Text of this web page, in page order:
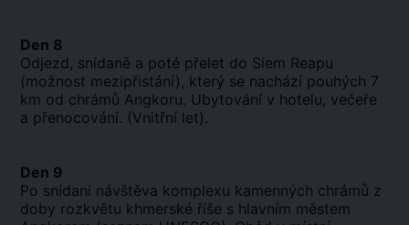
Den 8
Odjezd, snídaně a poté přelet do Siem Reapu
(možnost mezipřistání), který se nachází pouhých 7
km od chrámů Angkoru. Ubytování v hotelu, večeře
a přenocování. (Vnitřní let).
Den 9
Po snídani návštěva komplexu kamenných chrámů z
doby rozkvětu khmerské říše s hlavním městem